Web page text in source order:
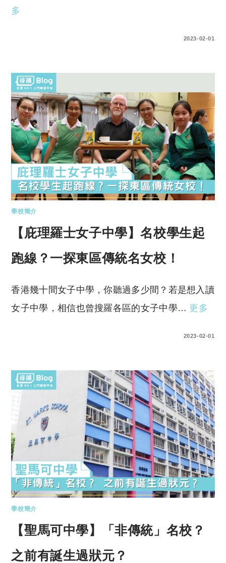
多
2023-02-01
學校簡介
【庇理羅士女子中學】名校學生起
跑線？一探東區傳統名女校！
香港幾十間女子中學，你聽過多少間？若是想入讀
女子中學，相信也曾搜羅各區的女子中學… 更多
2023-02-01
學校簡介
【聖馬可中學】「非傳統」名校？
之前有誕生過狀元？